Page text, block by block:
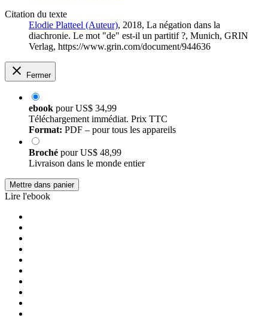
Citation du texte
Elodie Platteel (Auteur), 2018, La négation dans la
diachronie. Le mot "de" est-il un partitif ?, Munich, GRIN
Verlag, https://www.grin.com/document/944636
Fermer
ebook pourUS$ 34,99
Téléchargement immédiat. Prix TTC
Format: PDF – pour tous les appareils
Broché pourUS$ 48,99
Livraison dans le monde entier
Mettre dans panier
Lire l'ebook